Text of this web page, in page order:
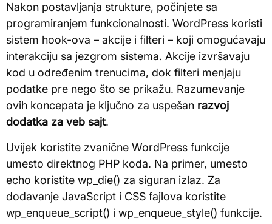
Nakon postavljanja strukture, počinjete sa
programiranjem funkcionalnosti. WordPress koristi
sistem hook-ova – akcije i filteri – koji omogućavaju
interakciju sa jezgrom sistema. Akcije izvršavaju
kod u određenim trenucima, dok filteri menjaju
podatke pre nego što se prikažu. Razumevanje
ovih koncepata je ključno za uspešan razvoj
dodatka za veb sajt.
Uvijek koristite zvanične WordPress funkcije
umesto direktnog PHP koda. Na primer, umesto
echo koristite wp_die() za siguran izlaz. Za
dodavanje JavaScript i CSS fajlova koristite
wp_enqueue_script() i wp_enqueue_style() funkcije.